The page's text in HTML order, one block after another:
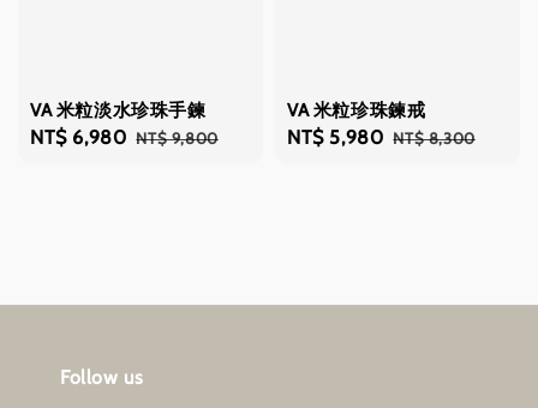
VA 米粒淡水珍珠手鍊
Sale
NT$ 6,980 Regular
NT$ 9,800
VA 米粒珍珠鍊戒
Sale
NT$ 5,980 Regular
NT$ 8,300
Follow us